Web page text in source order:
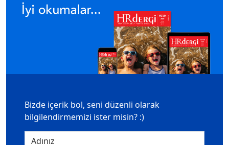
Bizde içerik bol, seni düzenli olarak
bilgilendirmemizi ister misin? :)